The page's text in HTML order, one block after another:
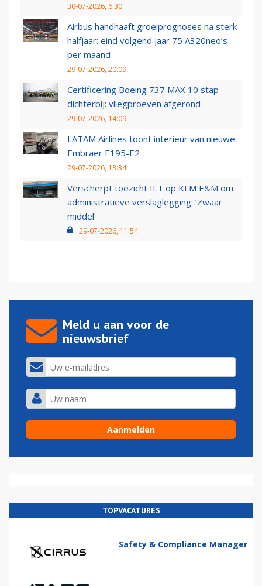
30-07-2026, 6:30
Airbus handhaaft groeiprognoses na sterk
halfjaar: eind volgend jaar 75 A320neo’s
per maand
29-07-2026, 20:09
Certificering Boeing 737 MAX 10 stap
dichterbij: vliegproeven afgerond
29-07-2026, 14:09
LATAM Airlines toont interieur van nieuwe
Embraer E195-E2
29-07-2026, 13:34
Verscherpt toezicht ILT op KLM E&M om
administratieve verslaglegging: ‘Zwaar
middel’
29-07-2026, 11:54
Meld u aan voor de
nieuwsbrief
TOPVACATURES
Safety & Compliance Manager